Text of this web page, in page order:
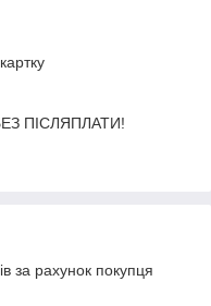
ПІСЛЯПЛАТИ!
за рахунок покупця